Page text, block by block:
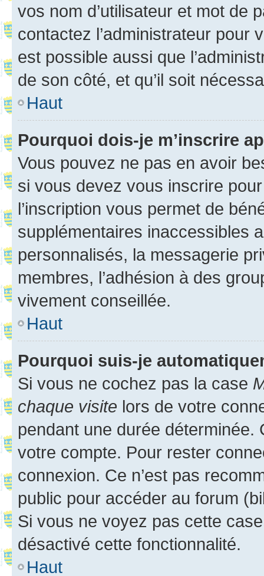
vos nom d’utilisateur et mot de
contactez l’administrateur pour
est possible aussi que
de son côté, et qu’il soit
Haut
Pourquoi dois-je m’inscrire
Vous pouvez ne pas en avoir
si vous devez vous inscrire
l’inscription vous permet de
supplémentaires inaccessibles
personnalisés, la messagerie
membres, l’adhésion à des
vivement conseillée.
Haut
Pourquoi suis-je
Si vous ne cochez pas la case
chaque visite lors de votre
pendant une durée déterminée.
votre compte. Pour rester
connexion. Ce n’est pas
public pour accéder au forum
Si vous ne voyez pas cette
désactivé cette fonctionnalité.
Haut